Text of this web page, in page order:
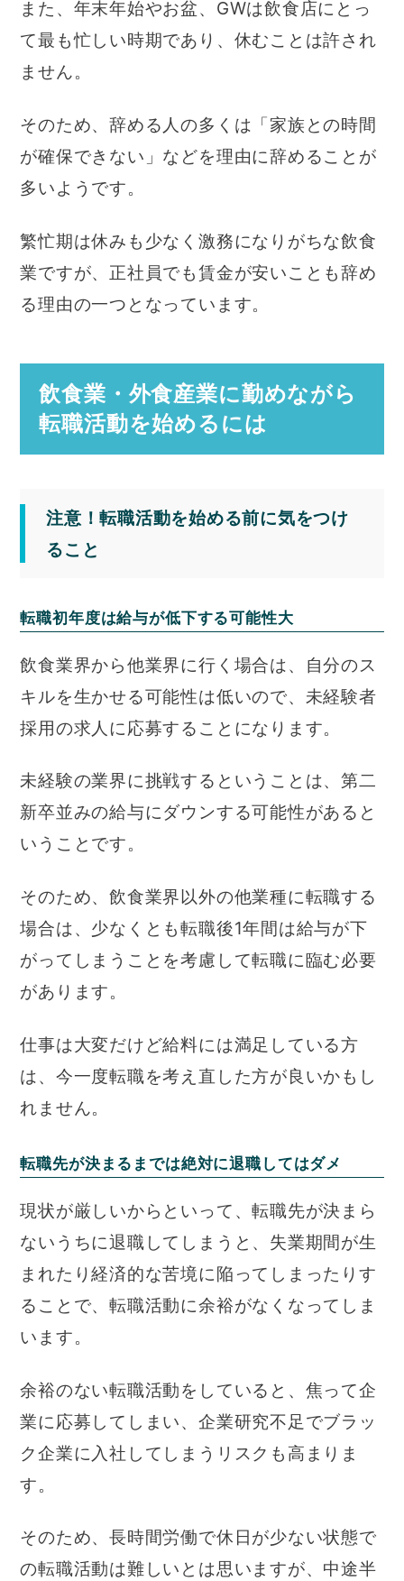
また、年末年始やお盆、GWは飲食店にとっ
て最も忙しい時期であり、休むことは許され
ません。
そのため、辞める人の多くは「家族との時間
が確保できない」などを理由に辞めることが
多いようです。
繁忙期は休みも少なく激務になりがちな飲食
業ですが、正社員でも賃金が安いことも辞め
る理由の一つとなっています。
飲食業・外食産業に勤めながら
転職活動を始めるには
注意！転職活動を始める前に気をつけ
ること
転職初年度は給与が低下する可能性大
飲食業界から他業界に行く場合は、自分のス
キルを生かせる可能性は低いので、未経験者
採用の求人に応募することになります。
未経験の業界に挑戦するということは、第二
新卒並みの給与にダウンする可能性があると
いうことです。
そのため、飲食業界以外の他業種に転職する
場合は、少なくとも転職後1年間は給与が下
がってしまうことを考慮して転職に臨む必要
があります。
仕事は大変だけど給料には満足している方
は、今一度転職を考え直した方が良いかもし
れません。
転職先が決まるまでは絶対に退職してはダメ
現状が厳しいからといって、転職先が決まら
ないうちに退職してしまうと、失業期間が生
まれたり経済的な苦境に陥ってしまったりす
ることで、転職活動に余裕がなくなってしま
います。
余裕のない転職活動をしていると、焦って企
業に応募してしまい、企業研究不足でブラッ
ク企業に入社してしまうリスクも高まりま
す。
そのため、長時間労働で休日が少ない状態で
の転職活動は難しいとは思いますが、中途半